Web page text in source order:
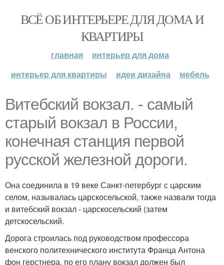
ВСЁ ОБ ИНТЕРЬЕРЕ ДЛЯ ДОМА И
КВАРТИРЫ
главная
интерьер для дома
интерьер для квартиры
идеи дизайна мебель
Витебский вокзал. - самый
старый вокзал в России,
конечная станция первой
русской железной дороги.
Она соединила в 19 веке Санкт-петербург с царским
селом, называлась царскосельской, также назвали тогда
и витебский вокзал - царскосельский (затем
детскосельский.
Дорога строилась под руководством профессора
венского политехнического института Франца Антона
фон герстнера, по его плану вокзал должен был